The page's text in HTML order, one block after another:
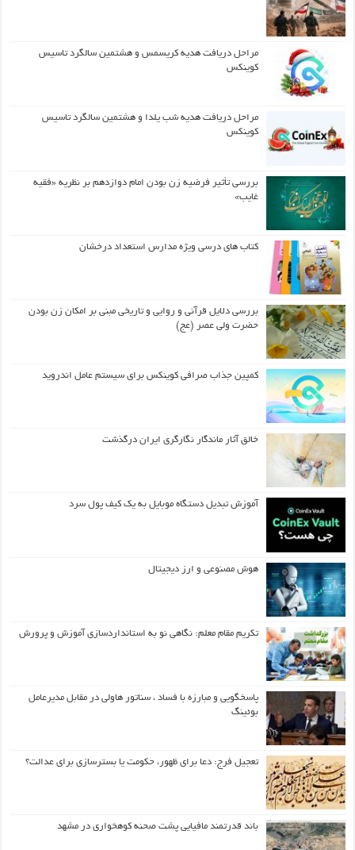
مراحل دریافت هدیه کریسمس و هشتمین سالگرد تاسیس
کوینکس
مراحل دریافت هدیه شب یلدا و هشتمین سالگرد تاسیس
کوینکس
بررسی تأثیر فرضیه زن بودن امام دوازدهم بر نظریه «فقیه
غایب»
کتاب های درسی ویژه مدارس استعداد درخشان
بررسی دلایل قرآنی و روایی و تاریخی مبنی بر امکان زن بودن
حضرت ولی عصر (عج)
کمپین جذاب صرافی کوینکس برای سیستم عامل اندروید
خالق آثار ماندگار نگارگری ایران درگذشت
آموزش تبدیل دستگاه موبایل به یک کیف‌ پول سرد
هوش مصنوعی و ارز دیجیتال
تکریم مقام معلم: نگاهی نو به استانداردسازی آموزش و پرورش
پاسخگویی و مبارزه با فساد ، سناتور هاولی در مقابل مدیرعامل
بوئینگ
تعجیل فرج: دعا برای ظهور، حکومت یا بسترسازی برای عدالت؟
باند قدرتمند مافیایی پشت صحنه کوهخواری در مشهد